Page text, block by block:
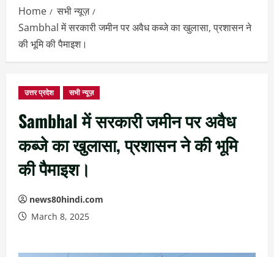
Home
सभी न्यूज़
Sambhal में सरकारी जमीन पर अवैध कब्जे का खुलासा, प्रशासन ने
की भूमि की पैमाइश।
उत्तर प्रदेश सभी न्यूज़
Sambhal में सरकारी जमीन पर अवैध
कब्जे का खुलासा, प्रशासन ने की भूमि
की पैमाइश।
news80hindi.com
March 8, 2025